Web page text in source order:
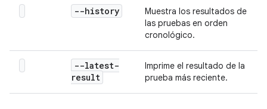
--history
Muestra los resultados de
las pruebas en orden
cronológico.
--latest-
result
Imprime el resultado de la
prueba más reciente.